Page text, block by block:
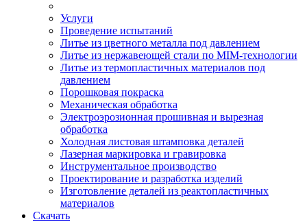
Услуги
Проведение испытаний
Литье из цветного металла под давлением
Литье из нержавеющей стали по MIM-технологии
Литье из термопластичных материалов под
давлением
Порошковая покраска
Механическая обработка
Электроэрозионная прошивная и вырезная
обработка
Холодная листовая штамповка деталей
Лазерная маркировка и гравировка
Инструментальное производство
Проектирование и разработка изделий
Изготовление деталей из реактопластичных
материалов
Скачать